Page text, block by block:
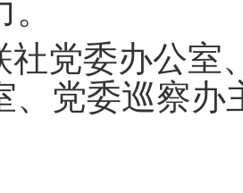
社党委办公室
、党委巡察办